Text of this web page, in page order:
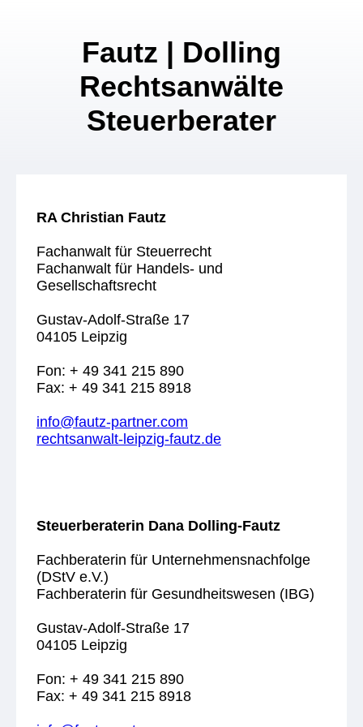
Fautz | Dolling
Rechtsanwälte
Steuerberater
RA Christian Fautz
Fachanwalt für Steuerrecht
Fachanwalt für Handels- und
Gesellschaftsrecht
Gustav-Adolf-Straße 17
04105 Leipzig
Fon: + 49 341 215 890
Fax: + 49 341 215 8918
info@fautz-partner.com
rechtsanwalt-leipzig-fautz.de
Steuerberaterin Dana Dolling-Fautz
Fachberaterin für Unternehmensnachfolge
(DStV e.V.)
Fachberaterin für Gesundheitswesen (IBG)
Gustav-Adolf-Straße 17
04105 Leipzig
Fon: + 49 341 215 890
Fax: + 49 341 215 8918